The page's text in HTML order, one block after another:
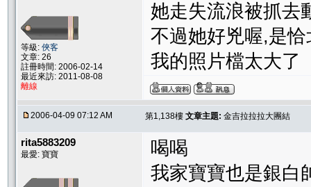
等級: 俠客
文章: 26
註冊時間: 2006-02-14
最近來訪: 2011-08-08
離線
她走失流浪被抓去
不過她好兇喔,是恰
我的照片檔太大了
2006-04-09 07:12 AM 第1,138樓 文章主題: 金吉拉拉拉大團結
rita5883209
最愛: 寶寶
喝喝
我家寶寶也是銀白